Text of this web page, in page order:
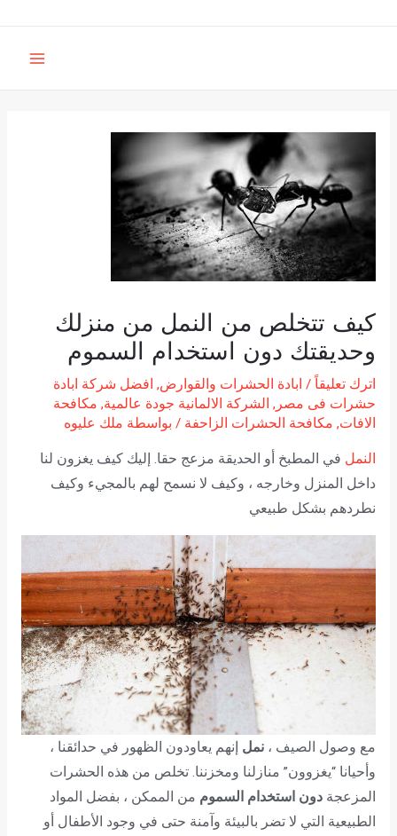
كيف تتخلص من النمل من منزلك
وحديقتك دون استخدام السموم
اترك تعليقاً / ابادة الحشرات والقوارض, افضل شركة ابادة
حشرات فى مصر , الشركة الالمانية جودة عالمية, مكافحة
الافات, مكافحة الحشرات الزاحفة / بواسطة ملك عليوه
النمل في المطبخ أو الحديقة مزعج حقا. إليك كيف يغزون لنا
داخل المنزل وخارجه ، وكيف لا نسمح لهم بالمجيء وكيف
نطردهم بشكل طبيعي
مع وصول الصيف ، نمل إنهم يعاودون الظهور في حدائقنا ،
وأحيانا “يغزوون” منازلنا ومخزننا. تخلص من هذه الحشرات
المزعجة دون استخدام السموم من الممكن ، بفضل المواد
الطبيعية التي لا تضر بالبيئة وآمنة حتى في وجود الأطفال أو